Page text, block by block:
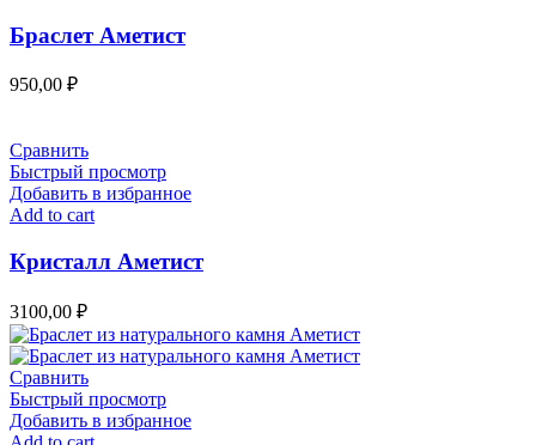
Браслет Аметист
950,00 ₽
Сравнить
Быстрый просмотр
Добавить в избранное
Add to cart
Кристалл Аметист
3100,00 ₽
Сравнить
Быстрый просмотр
Добавить в избранное